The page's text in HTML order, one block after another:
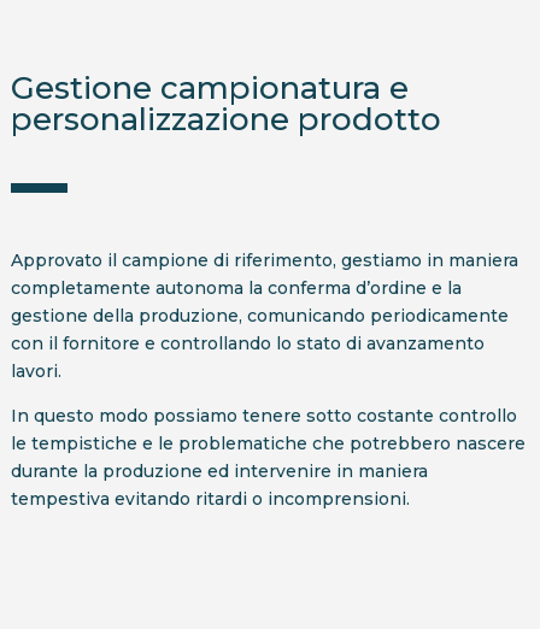
Gestione campionatura e
personalizzazione prodotto
Approvato il campione di riferimento, gestiamo in maniera
completamente autonoma la conferma d’ordine e la
gestione della produzione, comunicando periodicamente
con il fornitore e controllando lo stato di avanzamento
lavori.
In questo modo possiamo tenere sotto costante controllo
le tempistiche e le problematiche che potrebbero nascere
durante la produzione ed intervenire in maniera
tempestiva evitando ritardi o incomprensioni.